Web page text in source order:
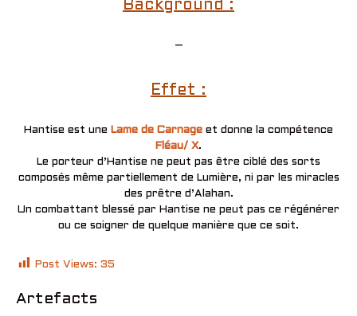
Background :
–
Effet :
Hantise est une Lame de Carnage et donne la compétence
Fléau/ X.
Le porteur d’Hantise ne peut pas être ciblé des sorts
composés même partiellement de Lumière, ni par les miracles
des prêtre d’Alahan.
Un combattant blessé par Hantise ne peut pas ce régénérer
ou ce soigner de quelque manière que ce soit.
Post Views: 35
Artefacts